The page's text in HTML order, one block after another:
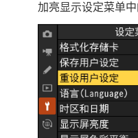
加亮显示设定菜单